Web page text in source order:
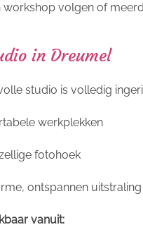
workshop volgen of
in Dreumel
studio is volledig
werkplekken
fotohoek
ontspannen uitstraling
vanuit: